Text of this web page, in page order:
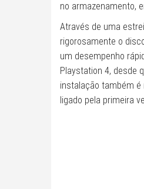
no armazenamento,
Através de uma
rigorosamente o
um desempenho
Playstation 4, desde
instalação também é
ligado pela primeira